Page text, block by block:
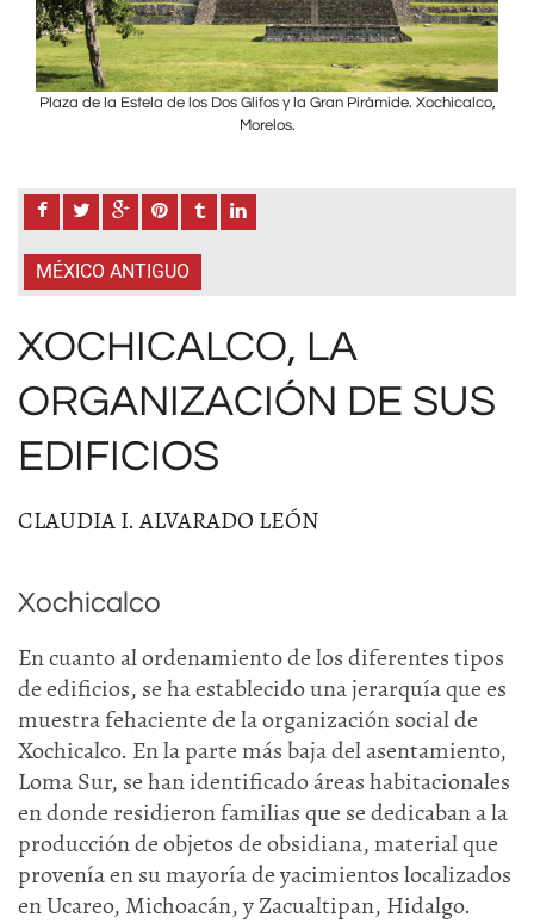
Plaza de la Estela de los Dos Glifos y la Gran Pirámide. Xochicalco,
Morelos.
MÉXICO ANTIGUO
XOCHICALCO, LA
ORGANIZACIÓN DE SUS
EDIFICIOS
CLAUDIA I. ALVARADO LEÓN
Xochicalco
En cuanto al ordenamiento de los diferentes tipos
de edificios, se ha establecido una jerarquía que es
muestra fehaciente de la organización social de
Xochicalco. En la parte más baja del asentamiento,
Loma Sur, se han identificado áreas habitacionales
en donde residieron familias que se dedicaban a la
producción de objetos de obsidiana, material que
provenía en su mayoría de yacimientos localizados
en Ucareo, Michoacán, y Zacualtipan, Hidalgo.